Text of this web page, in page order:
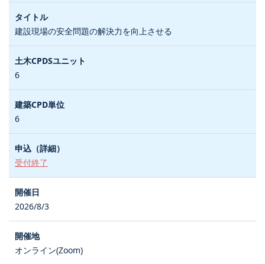
建設現場の安全問題の解決力を向上させる
6
6
受付終了
2026/8/3
オンライン(Zoom)